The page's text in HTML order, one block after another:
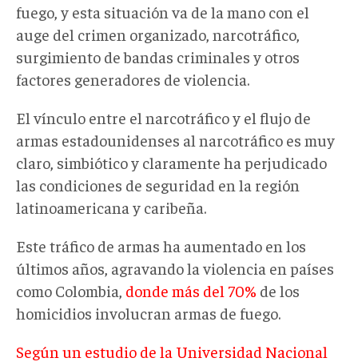
fuego, y esta situación va de la mano con el
auge del crimen organizado, narcotráfico,
surgimiento de bandas criminales y otros
factores generadores de violencia.
El vínculo entre el narcotráfico y el flujo de
armas estadounidenses al narcotráfico es muy
claro, simbiótico y claramente ha perjudicado
las condiciones de seguridad en la región
latinoamericana y caribeña.
Este tráfico de armas ha aumentado en los
últimos años, agravando la violencia en países
como Colombia, donde más del 70% de los
homicidios involucran armas de fuego.
Según un estudio de la Universidad Nacional